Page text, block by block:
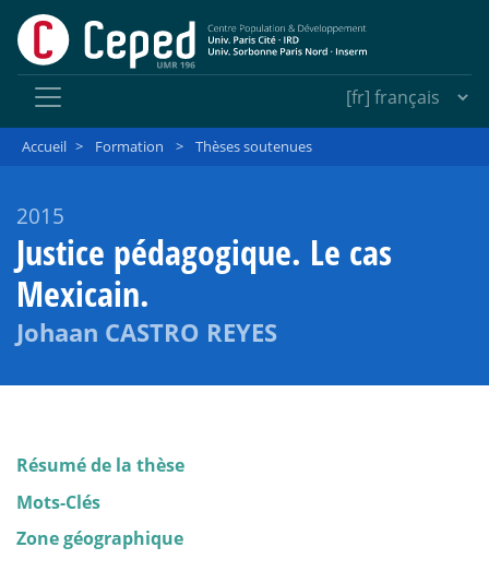
Accueil > Formation > Thèses soutenues
2015
Justice pédagogique. Le cas
Mexicain.
Johaan CASTRO REYES
Résumé de la thèse
Mots-Clés
Zone géographique